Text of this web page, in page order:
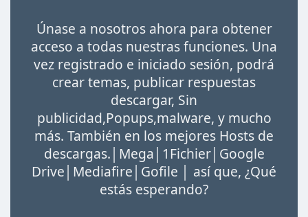
o
Únase a nosotros ahora para obtener
acceso a todas nuestras funciones. Una
vez registrado e iniciado sesión, podrá
crear temas, publicar respuestas
descargar, Sin
publicidad,Popups,malware, y mucho
más. También en los mejores Hosts de
descargas.│Mega│1Fichier│Google
Drive│Mediafire│Gofile │ así que, ¿Qué
estás esperando?